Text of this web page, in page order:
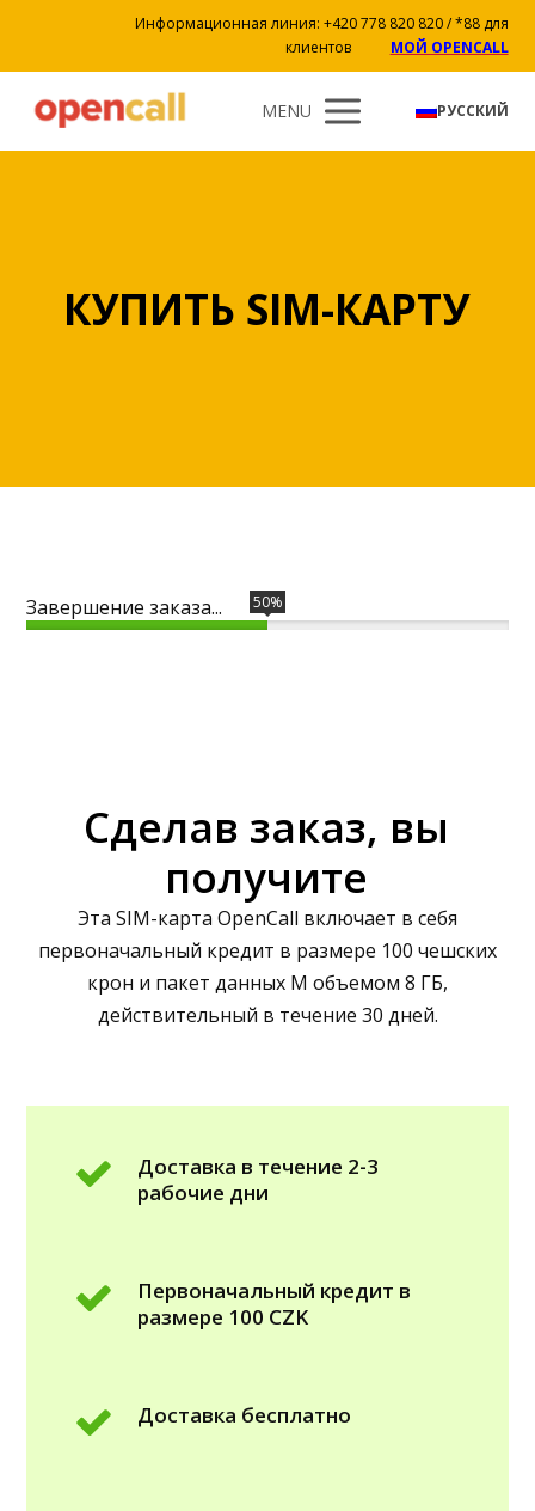
Информационная линия: +420 778 820 820 / *88 для
клиентов МОЙ OPENCALL
MENU РУССКИЙ
КУПИТЬ SIM-КАРТУ
Завершение заказа... 50%
Сделав заказ, вы
получите
Эта SIM-карта OpenCall включает в себя
первоначальный кредит в размере 100 чешских
крон и пакет данных M объемом 8 ГБ,
действительный в течение 30 дней.
Доставка в течение 2-3
рабочие дни
Первоначальный кредит в
размере 100 CZK
Доставка бесплатно